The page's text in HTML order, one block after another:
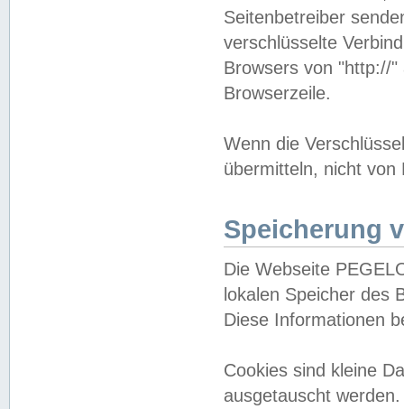
Seitenbetreiber
verschlüsselte
Browsers von "http://
Browserzeile.
Wenn die
übermitteln, nicht von
Speicherung
Die Webseite
lokalen Speicher des
Diese Informationen
Cookies sind kleine
ausgetauscht